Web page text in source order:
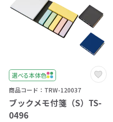
選べる本体色
商品コード：TRW-120037
ブックメモ付箋（S）TS-
0496